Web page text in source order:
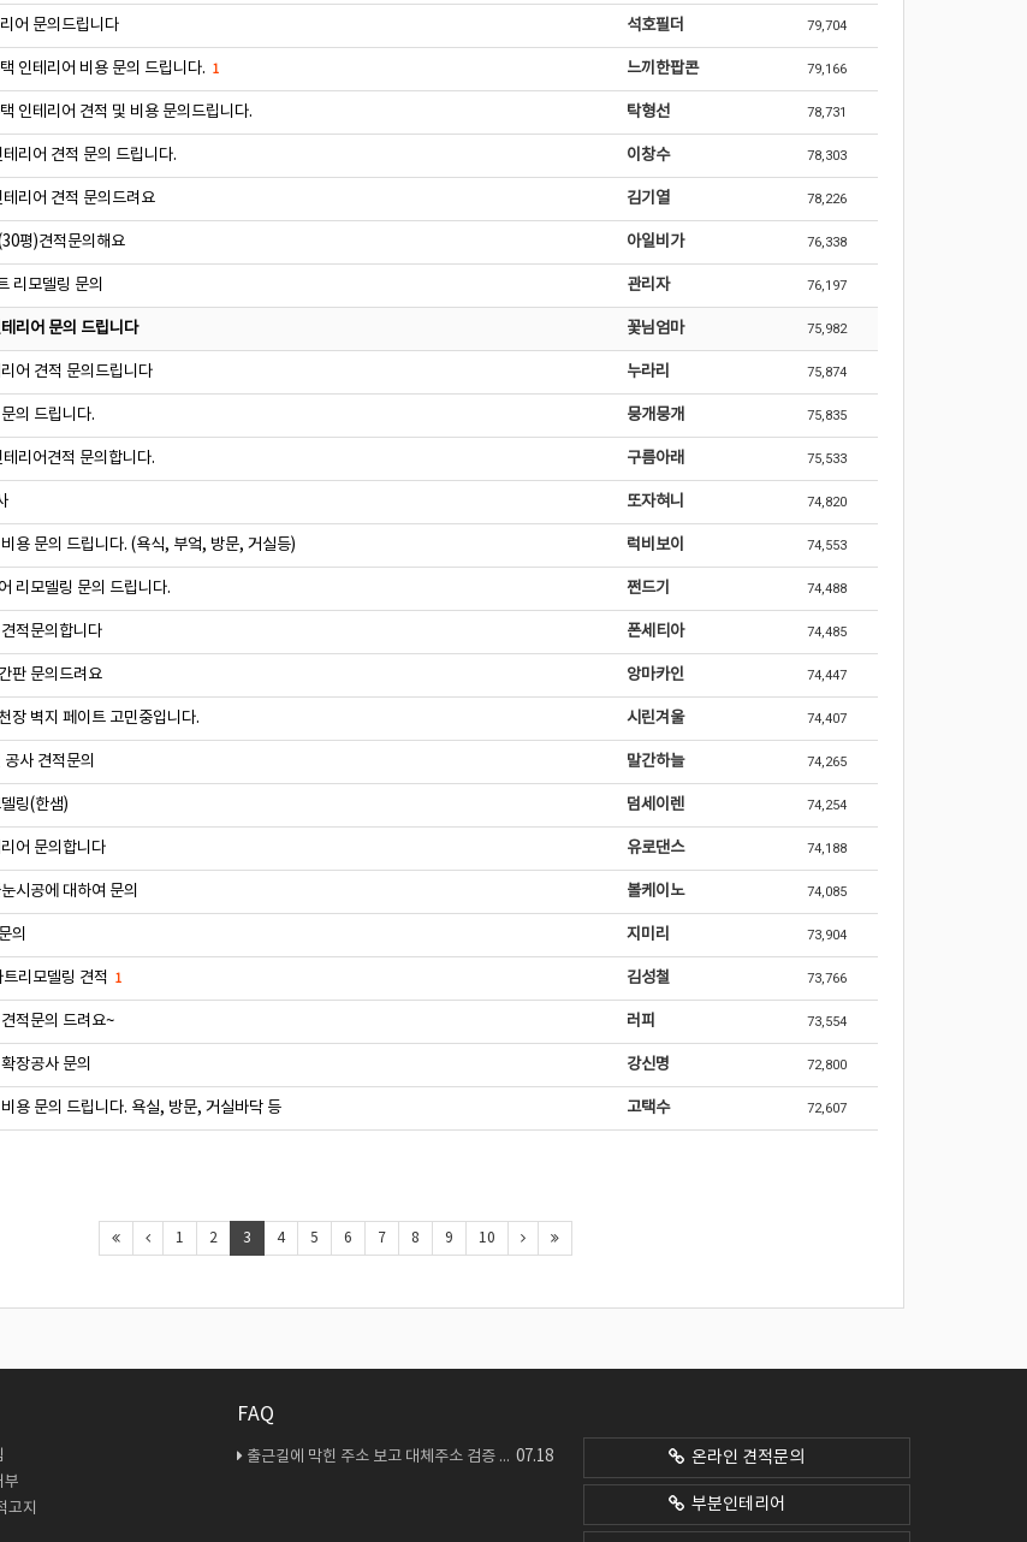
어 문의드립니다 석호필더 79,704
인테리어 비용 문의 드립니다. 1 느끼한팝콘 79,166
인테리어 견적 및 비용 문의드립니다. 탁형선 78,731
리어 견적 문의 드립니다. 이창수 78,303
리어 견적 문의드려요 김기열 78,226
평)견적문의해요 아일비가 76,338
리모델링 문의 관리자 76,197
리어 문의 드립니다 꽃님엄마 75,982
어 견적 문의드립니다 누라리 75,874
의 드립니다. 뭉개뭉개 75,835
리어견적 문의합니다. 구름아래 75,533
또자혀니 74,820
용 문의 드립니다. (욕식, 부엌, 방문, 거실등) 럭비보이 74,553
리모델링 문의 드립니다. 쩐드기 74,488
적문의합니다 폰세티아 74,485
판 문의드려요 앙마카인 74,447
장 벽지 페이트 고민중입니다. 시린겨울 74,407
사 견적문의 말간하늘 74,265
링(한샘) 덤세이렌 74,254
어 문의합니다 유로댄스 74,188
시공에 대하여 문의 볼케이노 74,085
의 지미리 73,904
리모델링 견적 1 김성철 73,766
적문의 드려요~ 러피 73,554
장공사 문의 강신명 72,800
용 문의 드립니다. 욕실, 방문, 거실바닥 등 고택수 72,607
1 2 3 4 5 6 7 8 9 10
부
고지
FAQ
07.18
출근길에 막힌 주소 보고 대체주소 검증 다시 해봤네요 온라인 견적문의
부분인테리어